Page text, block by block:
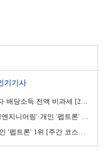
기기사
전액 비과세 [2026 세제개편안]
[주간 코스닥 순매수- 2026년 7월27일~7월31일]
코스닥 순매수- 2026년 7월6일~7월10일]